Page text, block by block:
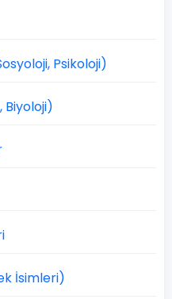
Psikoloji)
Biyoloji)
İsimleri)